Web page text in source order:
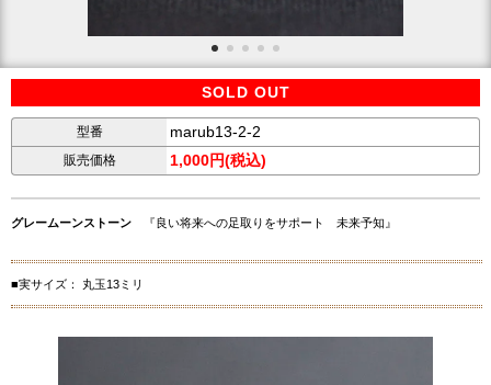
SOLD OUT
型番 marub13-2-2
販売価格 1,000円(税込)
グレームーンストーン 『良い将来への足取りをサポート 未来予知』
■実サイズ： 丸玉13ミリ